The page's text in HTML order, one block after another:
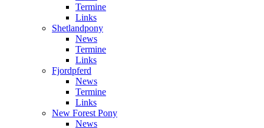
Termine
Links
Shetlandpony
News
Termine
Links
Fjordpferd
News
Termine
Links
New Forest Pony
News